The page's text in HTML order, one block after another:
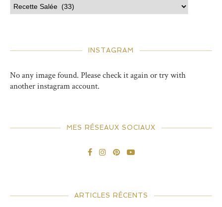
INSTAGRAM
No any image found. Please check it again or try with
another instagram account.
MES RÉSEAUX SOCIAUX
ARTICLES RÉCENTS